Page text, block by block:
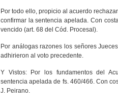
Por todo ello, propicio al acuerdo
confirmar la sentencia apelada. Con
vencido (art. 68 del Cód. Procesal).
Por análogas razones los señores
adhirieron al voto precedente.
Y Vistos: Por los fundamentos del
sentencia apelada de fs. 460/466. Con
J. Peirano.